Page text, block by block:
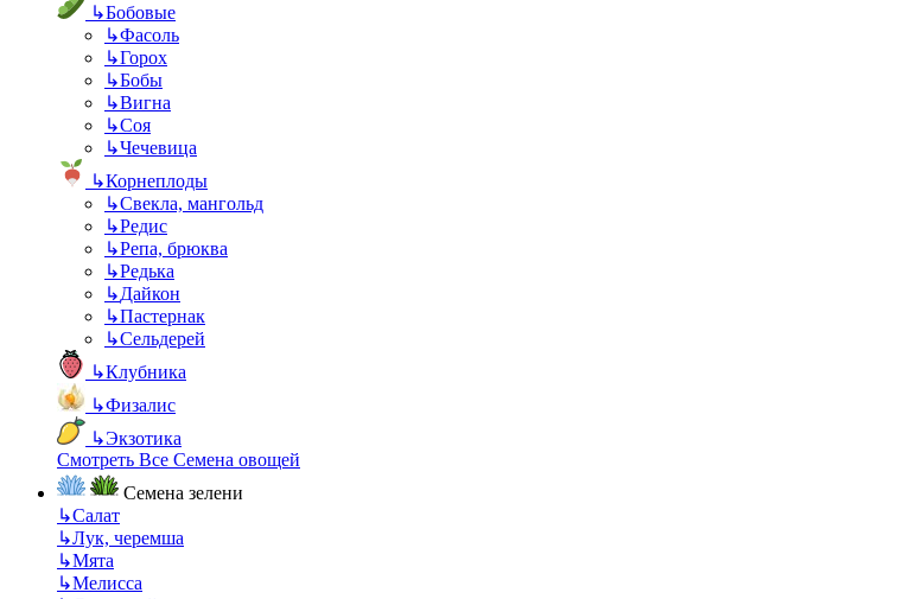
↳Бобовые
↳Фасоль
↳Горох
↳Бобы
↳Вигна
↳Соя
↳Чечевица
↳Корнеплоды
↳Свекла, мангольд
↳Редис
↳Репа, брюква
↳Редька
↳Дайкон
↳Пастернак
↳Сельдерей
↳Клубника
↳Физалис
↳Экзотика
Смотреть Все Семена овощей
Семена зелени
↳Салат
↳Лук, черемша
↳Мята
↳Мелисса